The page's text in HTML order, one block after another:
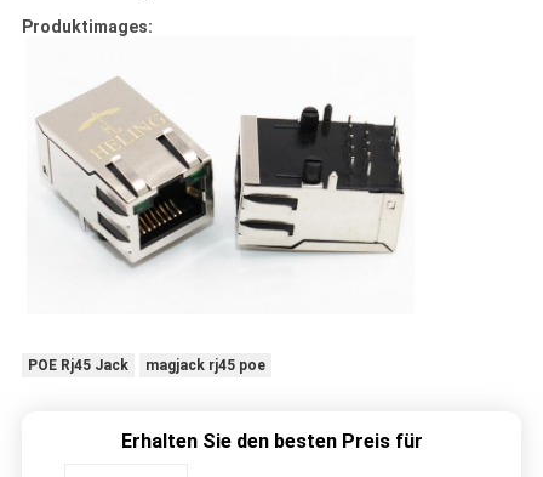
Produktimages:
POE Rj45 Jack magjack rj45 poe
Erhalten Sie den besten Preis für